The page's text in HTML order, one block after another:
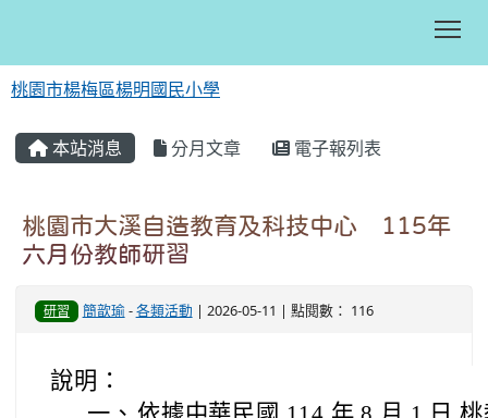
桃園市楊梅區楊明國民小學
本站消息 分月文章 電子報列表
桃園市大溪自造教育及科技中心 115年
六月份教師研習
研習 簡歆瑜-各類活動 | 2026-05-11 | 點閱數： 116
說明：